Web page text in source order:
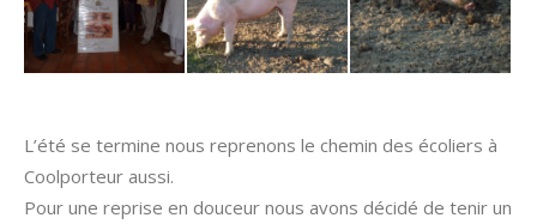
L’été se termine nous reprenons le chemin des écoliers à
Coolporteur aussi.
Pour une reprise en douceur nous avons décidé de tenir un